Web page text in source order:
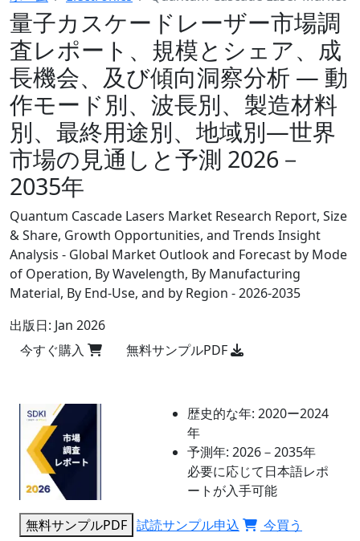
量子カスケードレーザー市場調
査レポート、規模とシェア、成
長機会、及び傾向洞察分析 ― 動
作モード別、波長別、製造材料
別、最終用途別、地域別―世界
市場の見通しと予測 2026－
2035年
Quantum Cascade Lasers Market Research Report, Size
& Share, Growth Opportunities, and Trends Insight
Analysis - Global Market Outlook and Forecast by Mode
of Operation, By Wavelength, By Manufacturing
Material, By End-Use, and by Region - 2026-2035
出版日: Jan 2026
今すぐ購入
無料サンプルPDF
歴史的な年: 2020ー2024
年
予測年: 2026－2035年
必要に応じて日本語レポ
ートが入手可能
無料サンプルPDF 試読サンプル申込 今買う